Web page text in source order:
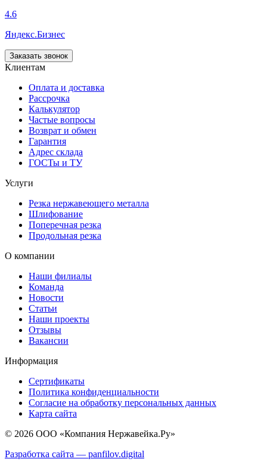
4.6
Яндекс.Бизнес
Заказать звонок
Клиентам
Оплата и доставка
Рассрочка
Калькулятор
Частые вопросы
Возврат и обмен
Гарантия
Адрес склада
ГОСТы и ТУ
Услуги
Резка нержавеющего металла
Шлифование
Поперечная резка
Продольная резка
О компании
Наши филиалы
Команда
Новости
Статьи
Наши проекты
Отзывы
Вакансии
Информация
Сертификаты
Политика конфиденциальности
Согласие на обработку персональных данных
Карта сайта
© 2026 ООО «Компания Нержавейка.Ру»
Разработка сайта — panfilov.digital